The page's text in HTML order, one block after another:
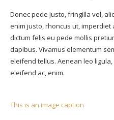
Donec pede justo, fringilla vel,
enim justo, rhoncus ut, imperdiet
dictum felis eu pede mollis
dapibus. Vivamus elementum
eleifend tellus. Aenean leo
eleifend ac, enim.